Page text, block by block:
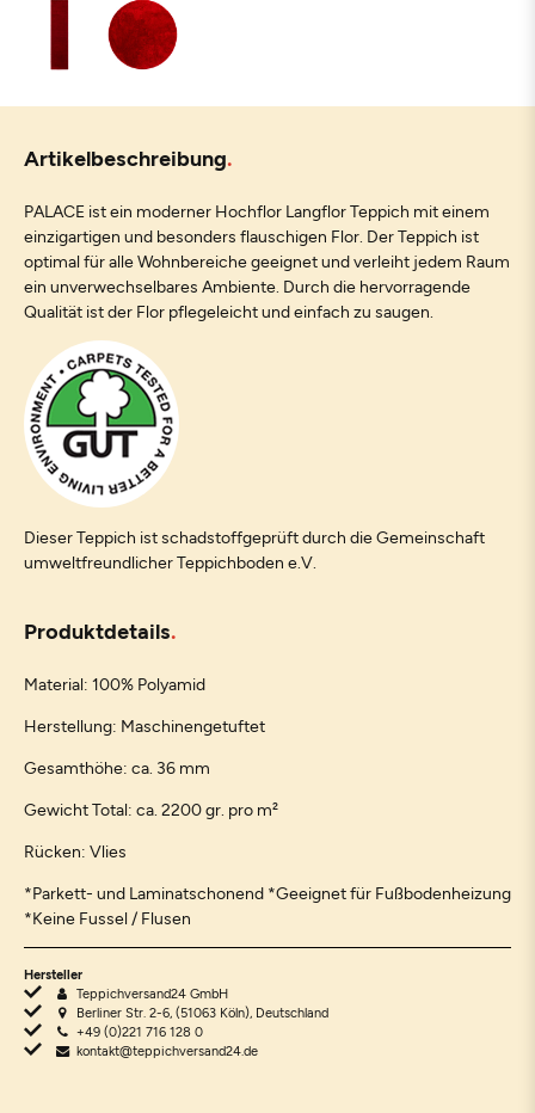
Artikelbeschreibung
PALACE ist ein moderner Hochflor Langflor Teppich mit einem
einzigartigen und besonders flauschigen Flor. Der Teppich ist
optimal für alle Wohnbereiche geeignet und verleiht jedem Raum
ein unverwechselbares Ambiente. Durch die hervorragende
Qualität ist der Flor pflegeleicht und einfach zu saugen.
Dieser Teppich ist schadstoffgeprüft durch die Gemeinschaft
umweltfreundlicher Teppichboden e.V.
Produktdetails
Material: 100% Polyamid
Herstellung: Maschinengetuftet
Gesamthöhe: ca. 36 mm
Gewicht Total: ca. 2200 gr. pro m²
Rücken: Vlies
*Parkett- und Laminatschonend *Geeignet für Fußbodenheizung
*Keine Fussel / Flusen
Hersteller
Teppichversand24 GmbH
Berliner Str. 2-6, (51063 Köln), Deutschland
+49 (0)221 716 128 0
kontakt@teppichversand24.de